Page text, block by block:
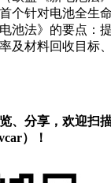
个针对电池全生
池法》的要点：
及材料回收目标
、分享，欢迎扫
）！